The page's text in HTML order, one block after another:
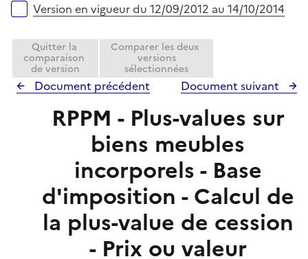
Version en vigueur du 12/09/2012 au 14/10/2014
Quitter la
comparaison
de version
Comparer les deux
versions
sélectionnées
Document précédent Document suivant
RPPM - Plus-values sur
biens meubles
incorporels - Base
d'imposition - Calcul de
la plus-value de cession
- Prix ou valeur